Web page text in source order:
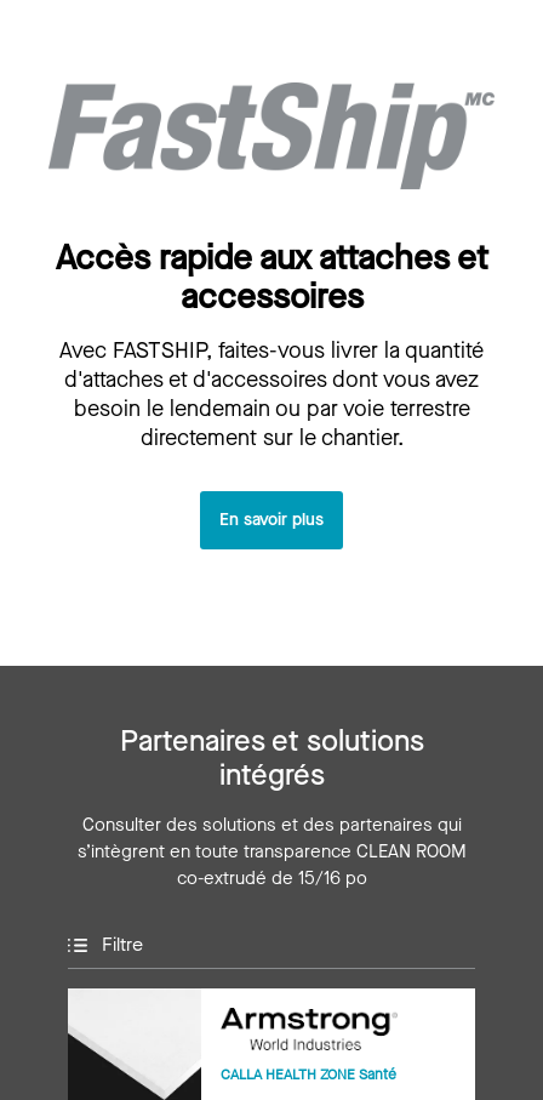
Accès rapide aux attaches et
accessoires
Avec FASTSHIP, faites-vous livrer la quantité
d'attaches et d'accessoires dont vous avez
besoin le lendemain ou par voie terrestre
directement sur le chantier.
En savoir plus
Partenaires et solutions
intégrés
Consulter des solutions et des partenaires qui
s’intègrent en toute transparence CLEAN ROOM
co-extrudé de 15/16 po
Filtre
CALLA HEALTH ZONE Santé